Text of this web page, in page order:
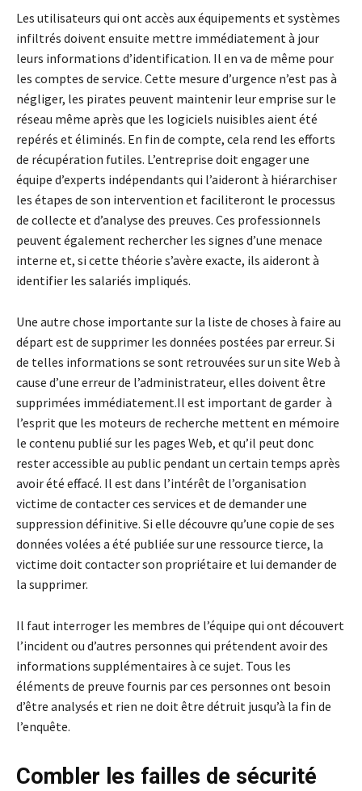
Les utilisateurs qui ont accès aux équipements et systèmes
infiltrés doivent ensuite mettre immédiatement à jour
leurs informations d’identification. Il en va de même pour
les comptes de service. Cette mesure d’urgence n’est pas à
négliger, les pirates peuvent maintenir leur emprise sur le
réseau même après que les logiciels nuisibles aient été
repérés et éliminés. En fin de compte, cela rend les efforts
de récupération futiles. L’entreprise doit engager une
équipe d’experts indépendants qui l’aideront à hiérarchiser
les étapes de son intervention et faciliteront le processus
de collecte et d’analyse des preuves. Ces professionnels
peuvent également rechercher les signes d’une menace
interne et, si cette théorie s’avère exacte, ils aideront à
identifier les salariés impliqués.
Une autre chose importante sur la liste de choses à faire au
départ est de supprimer les données postées par erreur. Si
de telles informations se sont retrouvées sur un site Web à
cause d’une erreur de l’administrateur, elles doivent être
supprimées immédiatement.Il est important de garder à
l’esprit que les moteurs de recherche mettent en mémoire
le contenu publié sur les pages Web, et qu’il peut donc
rester accessible au public pendant un certain temps après
avoir été effacé. Il est dans l’intérêt de l’organisation
victime de contacter ces services et de demander une
suppression définitive. Si elle découvre qu’une copie de ses
données volées a été publiée sur une ressource tierce, la
victime doit contacter son propriétaire et lui demander de
la supprimer.
Il faut interroger les membres de l’équipe qui ont découvert
l’incident ou d’autres personnes qui prétendent avoir des
informations supplémentaires à ce sujet. Tous les
éléments de preuve fournis par ces personnes ont besoin
d’être analysés et rien ne doit être détruit jusqu’à la fin de
l’enquête.
Combler les failles de sécurité